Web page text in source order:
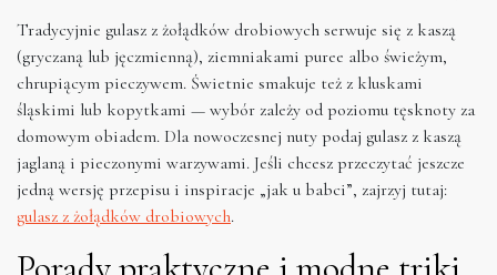
Tradycyjnie gulasz z żołądków drobiowych serwuje się z kaszą
(gryczaną lub jęczmienną), ziemniakami puree albo świeżym,
chrupiącym pieczywem. Świetnie smakuje też z kluskami
śląskimi lub kopytkami — wybór zależy od poziomu tęsknoty za
domowym obiadem. Dla nowoczesnej nuty podaj gulasz z kaszą
jaglaną i pieczonymi warzywami. Jeśli chcesz przeczytać jeszcze
jedną wersję przepisu i inspiracje „jak u babci”, zajrzyj tutaj:
gulasz z żołądków drobiowych.